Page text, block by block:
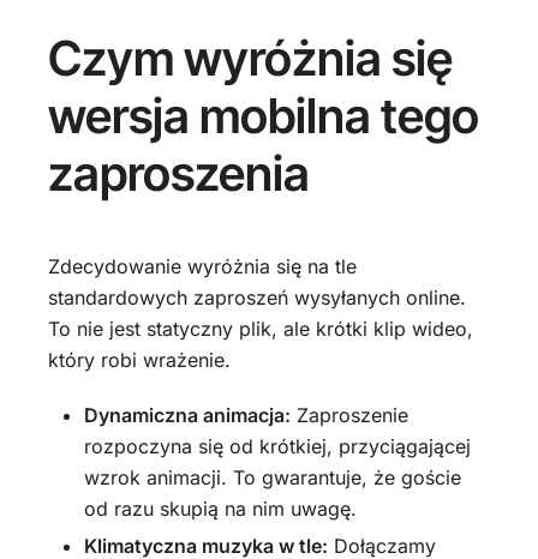
Czym wyróżnia się
wersja mobilna tego
zaproszenia
Zdecydowanie wyróżnia się na tle
standardowych zaproszeń wysyłanych online.
To nie jest statyczny plik, ale krótki klip wideo,
który robi wrażenie.
Dynamiczna animacja: Zaproszenie
rozpoczyna się od krótkiej, przyciągającej
wzrok animacji. To gwarantuje, że goście
od razu skupią na nim uwagę.
Klimatyczna muzyka w tle: Dołączamy